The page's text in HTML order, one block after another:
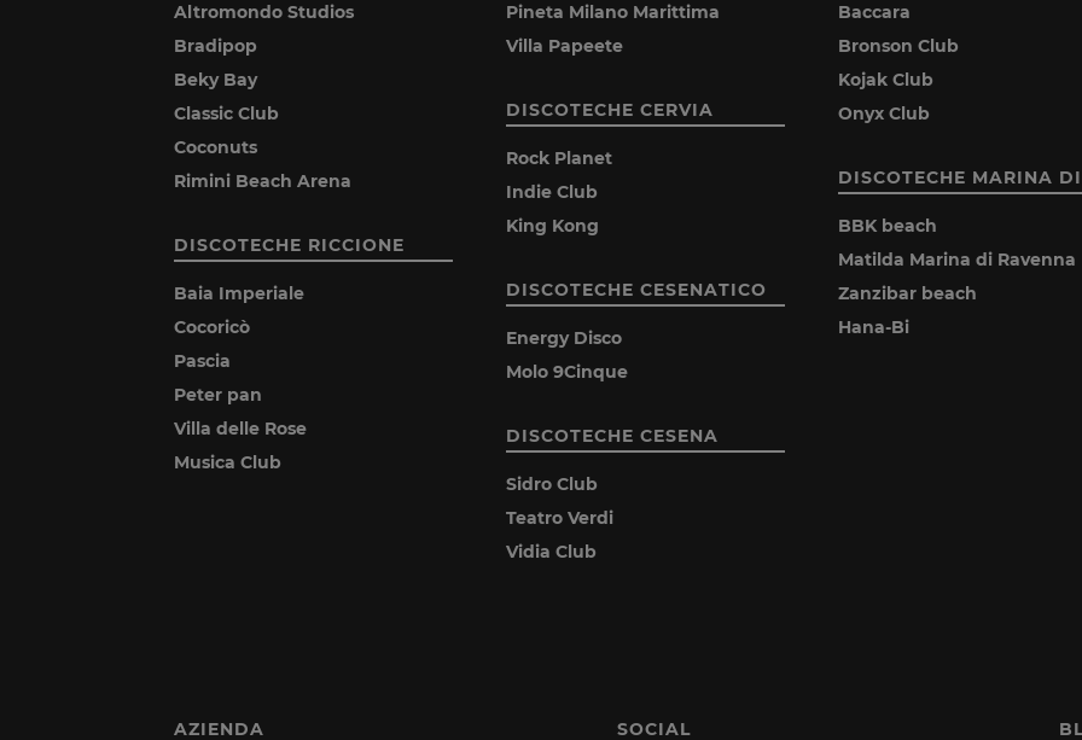
Altromondo Studios
Bradipop
Beky Bay
Classic Club
Coconuts
Rimini Beach Arena
DISCOTECHE RICCIONE
Baia Imperiale
Cocoricò
Pascia
Peter pan
Villa delle Rose
Musica Club
Pineta Milano Marittima
Villa Papeete
DISCOTECHE CERVIA
Rock Planet
Indie Club
King Kong
DISCOTECHE CESENATICO
Energy Disco
Molo 9Cinque
DISCOTECHE CESENA
Sidro Club
Teatro Verdi
Vidia Club
Baccara
Bronson Club
Kojak Club
Onyx Club
DISCOTECHE MARINA
BBK beach
Matilda Marina di Ravenna
Zanzibar beach
Hana-Bi
AZIENDA SOCIAL